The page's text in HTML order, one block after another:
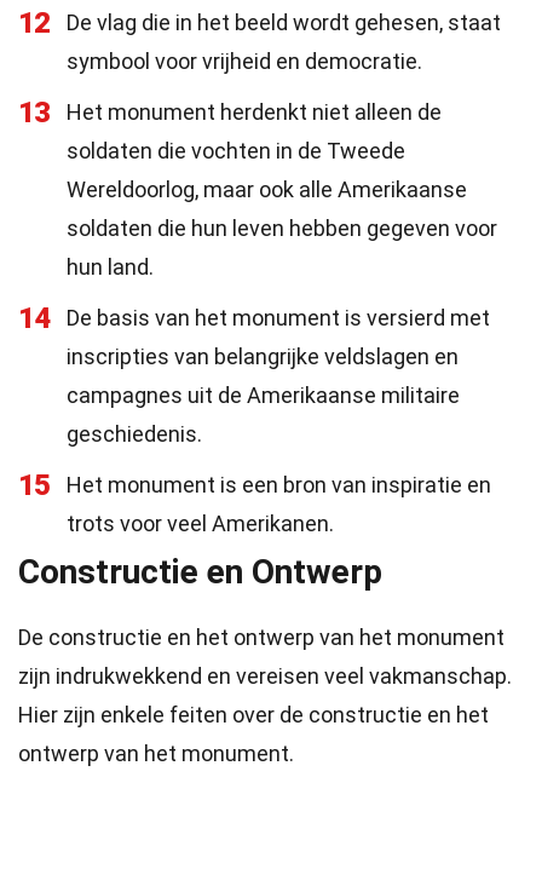
12
De vlag die in het beeld wordt gehesen, staat
symbool voor vrijheid en democratie.
13
Het monument herdenkt niet alleen de
soldaten die vochten in de Tweede
Wereldoorlog, maar ook alle Amerikaanse
soldaten die hun leven hebben gegeven voor
hun land.
14
De basis van het monument is versierd met
inscripties van belangrijke veldslagen en
campagnes uit de Amerikaanse militaire
geschiedenis.
15
Het monument is een bron van inspiratie en
trots voor veel Amerikanen.
Constructie en Ontwerp
De constructie en het ontwerp van het monument
zijn indrukwekkend en vereisen veel vakmanschap.
Hier zijn enkele feiten over de constructie en het
ontwerp van het monument.